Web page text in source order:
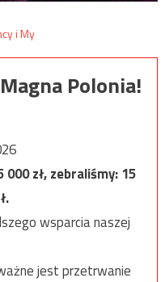
Polonia!
000zł, zebraliśmy:15
wsparcia naszej
jest przetrwanie